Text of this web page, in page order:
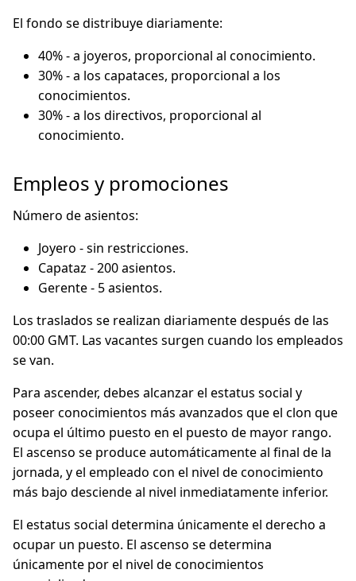
El fondo se distribuye diariamente:
40% - a joyeros, proporcional al conocimiento.
30% - a los capataces, proporcional a los
conocimientos.
30% - a los directivos, proporcional al
conocimiento.
Empleos y promociones
Número de asientos:
Joyero - sin restricciones.
Capataz - 200 asientos.
Gerente - 5 asientos.
Los traslados se realizan diariamente después de las
00:00 GMT. Las vacantes surgen cuando los empleados
se van.
Para ascender, debes alcanzar el estatus social y
poseer conocimientos más avanzados que el clon que
ocupa el último puesto en el puesto de mayor rango.
El ascenso se produce automáticamente al final de la
jornada, y el empleado con el nivel de conocimiento
más bajo desciende al nivel inmediatamente inferior.
El estatus social determina únicamente el derecho a
ocupar un puesto. El ascenso se determina
únicamente por el nivel de conocimientos